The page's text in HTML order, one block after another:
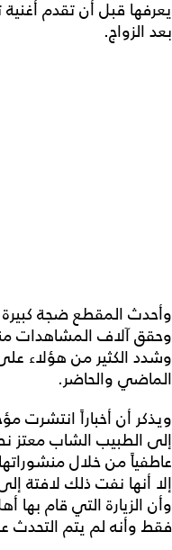
يعرفها قبل أن تقدم
بعد الزواج.
وأحدث المقطع ضجة
وحقق آلاف المشاهدات
وشدد الكثير من هؤلاء على
الماضي والحاضر.
ويذكر أن أخباراً انتشرت
إلى الطبيب الشاب معتز
عاطفياً من خلال
إلا أنها نفت ذلك لافتة
وأن الزيارة التي قام بها
فقط وأنه لم يتم التحدث